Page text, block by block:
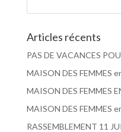
Articles récents
PAS DE VACANCES
MAISON DES FEMMES
MAISON DES FEMMES
MAISON DES FEMMES
RASSEMBLEMENT 11